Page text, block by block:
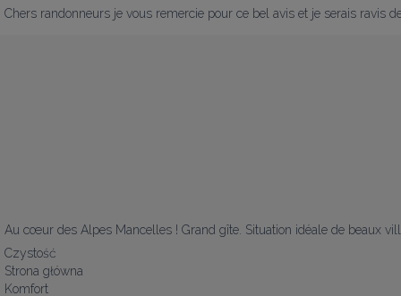
Chers randonneurs je vous remercie pour ce bel avis et je serais ravis
Au cœur des Alpes Mancelles ! Grand gîte. Situation idéale de beaux
Czystość
Strona główna
Komfort